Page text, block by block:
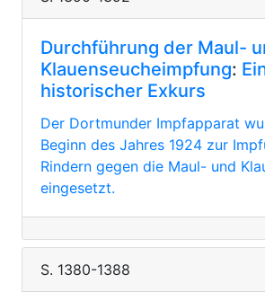
Durchführung der Maul-
Klauenseucheimpfung:
historischer Exkurs
Der Dortmunder Impfapparat
Beginn des Jahres 1924 zur
Rindern gegen die Maul- und
eingesetzt.
S. 1380-1388